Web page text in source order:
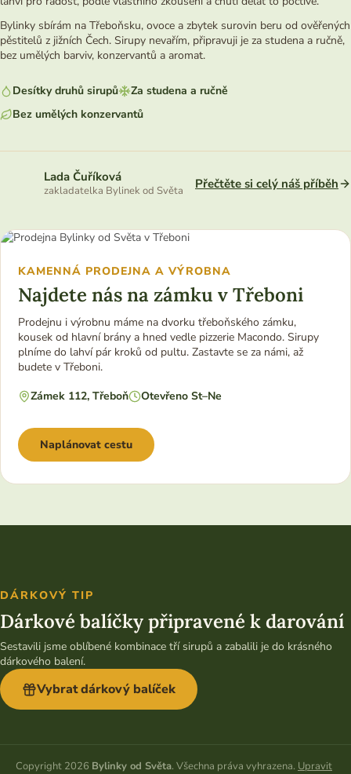
Bylinky sbírám na Třeboňsku, ovoce a zbytek surovin beru od ověřených
pěstitelů z jižních Čech. Sirupy nevařím, připravuji je za studena a ručně,
bez umělých barviv, konzervantů a aromat.
Desítky druhů sirupů
Za studena a ručně
Bez umělých konzervantů
Lada Čuříková
zakladatelka Bylinek od Světa Přečtěte si celý náš příběh
KAMENNÁ PRODEJNA A VÝROBNA
Najdete nás na zámku v Třeboni
Prodejnu i výrobnu máme na dvorku třeboňského zámku,
kousek od hlavní brány a hned vedle pizzerie Macondo. Sirupy
plníme do lahví pár kroků od pultu. Zastavte se za námi, až
budete v Třeboni.
Zámek 112, Třeboň
Otevřeno St–Ne
Naplánovat cestu
DÁRKOVÝ TIP
Dárkové balíčky připravené k darování
Sestavili jsme oblíbené kombinace tří sirupů a zabalili je do krásného
dárkového balení.
Vybrat dárkový balíček
Copyright 2026 Bylinky od Světa. Všechna práva vyhrazena. Upravit